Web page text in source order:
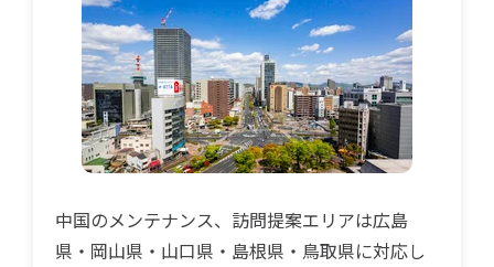
中国のメンテナンス、訪問提案エリアは広島
県・岡山県・山口県・島根県・鳥取県に対応し